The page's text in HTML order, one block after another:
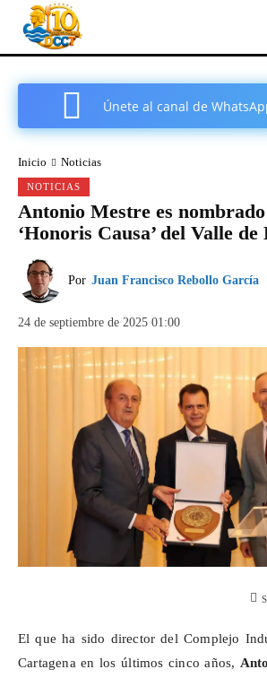
Únete al canal de
Inicio Noticias
NOTICIAS
Antonio Mestre es
‘Honoris Causa’ del Valle
Por Juan Francisco Rebollo García
24 de septiembre de 2025 01:00
El que ha sido director del Complejo
Cartagena en los últimos cinco años,